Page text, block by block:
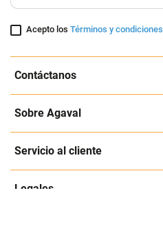
Acepto losTérminos y condiciones
Contáctanos
Sobre Agaval
Servicio al cliente
Legales